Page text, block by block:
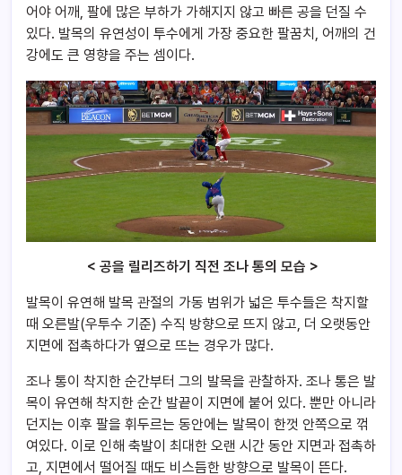
어야 어깨, 팔에 많은 부하가 가해지지 않고 빠른 공을 던질 수
있다. 발목의 유연성이 투수에게 가장 중요한 팔꿈치, 어깨의 건
강에도 큰 영향을 주는 셈이다.
< 공을 릴리즈하기 직전 조나 통의 모습 >
발목이 유연해 발목 관절의 가동 범위가 넓은 투수들은 착지할
때 오른발(우투수 기준) 수직 방향으로 뜨지 않고, 더 오랫동안
지면에 접촉하다가 옆으로 뜨는 경우가 많다.
조나 통이 착지한 순간부터 그의 발목을 관찰하자. 조나 통은 발
목이 유연해 착지한 순간 발끝이 지면에 붙어 있다. 뿐만 아니라
던지는 이후 팔을 휘두르는 동안에는 발목이 한껏 안쪽으로 꺾
여있다. 이로 인해 축발이 최대한 오랜 시간 동안 지면과 접촉하
고, 지면에서 떨어질 때도 비스듬한 방향으로 발목이 뜬다.